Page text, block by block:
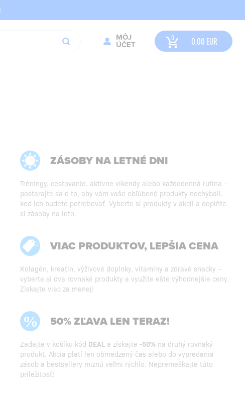
MÔJ
ÚČET
0,00 EUR
ZÁSOBY NA LETNÉ DNI
Tréningy, cestovanie, aktívne víkendy alebo každodenná rutina –
postarajte sa o to, aby vám vaše obľúbené produkty nechýbali,
keď ich budete potrebovať. Vyberte si produkty v akcii a doplňte
si zásoby na leto.
VIAC PRODUKTOV, LEPŠIA CENA
Kolagén, kreatín, výživové doplnky, vitamíny a zdravé snacky –
vyberte si dva rovnaké produkty a využite ešte výhodnejšie ceny.
Získajte viac za menej!
50% ZĽAVA LEN TERAZ!
Zadajte v košíku kód DEAL a získajte-50% na druhý rovnaký
produkt. Akcia platí len obmedzený čas alebo do vypredania
zásob a bestsellery miznú veľmi rýchlo. Nepremeškajte túto
príležitosť!